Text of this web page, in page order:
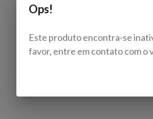
Ops!
Este produto encontra-se
favor, entre em contato com o